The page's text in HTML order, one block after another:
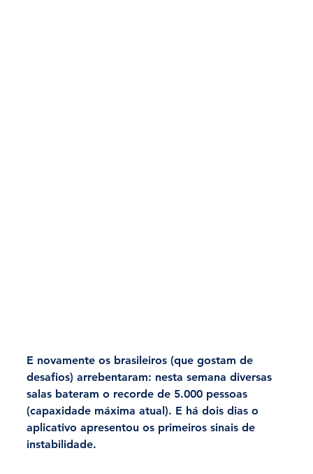
E novamente os brasileiros (que gostam de
desafios) arrebentaram: nesta semana diversas
salas bateram o recorde de 5.000 pessoas
(capaxidade máxima atual). E há dois dias o
aplicativo apresentou os primeiros sinais de
instabilidade.